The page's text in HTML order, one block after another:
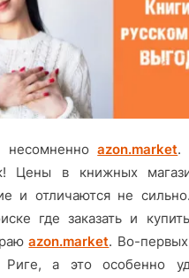
несомненноazon.market.
Цены в книжных
и отличаются не
где заказать и
azon.market. Во-
Риге, а это особенно